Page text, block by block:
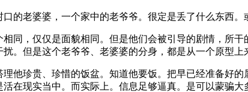
的老婆婆，一个家中的老爷爷。很定是丢了什么东西。
同，仅仅是面貌相同。但是他们会被引导的剧情，所
。但是这个老爷爷、老婆婆的分身，都是从一个原型上
他珍贵、珍惜的饭盆。知道他要饭。把早已经准备好
在现实当中。而实际上。信息足够逼真。是可以蒙骗大